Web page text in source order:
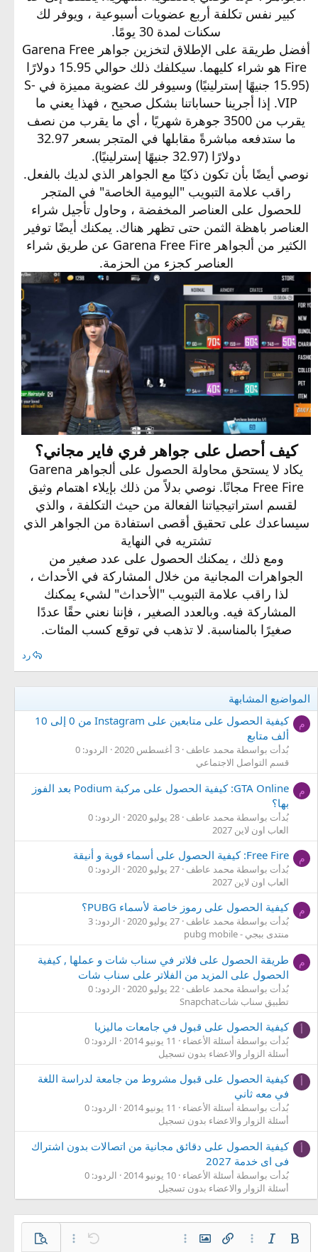
كبير نفس تكلفة أربع عضويات أسبوعية ، ويوفر لك
سكنات لمدة 30 يومًا.
أفضل طريقة على الإطلاق لتخزين جواهر Garena Free
Fire هو شراء كليهما. سيكلفك ذلك حوالي 15.95 دولارًا
(15.95 جنيهًا إسترلينيًا) وسيوفر لك عضوية مميزة في S-
VIP. إذا أجرينا حساباتنا بشكل صحيح ، فهذا يعني ما
يقرب من 3500 جوهرة شهريًا ، أي ما يقرب من نصف
ما ستدفعه مباشرةً مقابلها في المتجر بسعر 32.97
دولارًا (32.97 جنيهًا إسترلينيًا).
نوصي أيضًا بأن تكون ذكيًا مع الجواهر الذي لديك بالفعل.
راقب علامة التبويب "اليومية الخاصة" في المتجر
للحصول على العناصر المخفضة ، وحاول تأجيل شراء
العناصر باهظة الثمن حتى تظهر هناك. يمكنك أيضًا توفير
الكثير من ألجواهر Garena Free Fire عن طريق شراء
العناصر كجزء من الحزمة.
كيف أحصل على جواهر فري فاير مجاني؟
يكاد لا يستحق محاولة الحصول على ألجواهر Garena
Free Fire مجانًا. نوصي بدلاً من ذلك بإيلاء اهتمام وثيق
لقسم استراتيجياتنا الفعالة من حيث التكلفة ، والذي
سيساعدك على تحقيق أقصى استفادة من الجواهر الذي
تشتريه في النهاية
ومع ذلك ، يمكنك الحصول على عدد صغير من
الجواهرات المجانية من خلال المشاركة في الأحداث ،
لذا راقب علامة التبويب "الأحداث" لشيء يمكنك
المشاركة فيه. وبالعدد الصغير ، فإننا نعني حقًا عددًا
صغيرًا بالمناسبة. لا تذهب في توقع كسب المئات.
رد
المواضيع المشابهة
م
كيفية الحصول على متابعين على Instagram من 0 إلى 10
ألف متابع
بُدأت بواسطة محمد عاطف 3 أغسطس 2020
الردود: 0
قسم التواصل الاجتماعي
م
GTA Online: كيفية الحصول على مركبة Podium بعد الفوز
بها؟
بُدأت بواسطة محمد عاطف 28 يوليو 2020
الردود: 0
العاب اون لاين 2027
م Free Fire: كيفية الحصول على أسماء قوية و أنيقة
بُدأت بواسطة محمد عاطف 27 يوليو 2020
الردود: 0
العاب اون لاين 2027
م كيفية الحصول على رموز خاصة لأسماء PUBG؟
بُدأت بواسطة محمد عاطف 27 يوليو 2020
الردود: 3
منتدى ببجي - pubg mobile
م
طريقة الحصول على فلاتر في سناب شات و عملها , كيفية
الحصول على المزيد من الفلاتر على سناب شات
بُدأت بواسطة محمد عاطف 22 يوليو 2020
الردود: 0
تطبيق سناب شاتSnapchat
أ كيفية الحصول على قبول في جامعات ماليزيا
بُدأت بواسطة أسئلة الأعضاء 11 يونيو 2014
الردود: 0
أسئلة الزوار والاعضاء بدون تسجيل
كيفية الحصول على قبول مشروط من جامعة لدراسة اللغة
في معه ثاني
بُدأت بواسطة أسئلة الأعضاء 11 يونيو 2014
الردود: 0
أسئلة الزوار والاعضاء بدون تسجيل
كيفية الحصول على دقائق مجانية من اتصالات بدون اشتراك
فى اى خدمة 2027
بُدأت بواسطة أسئلة الأعضاء 10 يونيو 2014
الردود: 0
أسئلة الزوار والاعضاء بدون تسجيل
غامق مائل خيارات إضافية…
إدراج رابطإدراج صورةخيارات إضافية… تراجع خيارات إضافية…
معاينة